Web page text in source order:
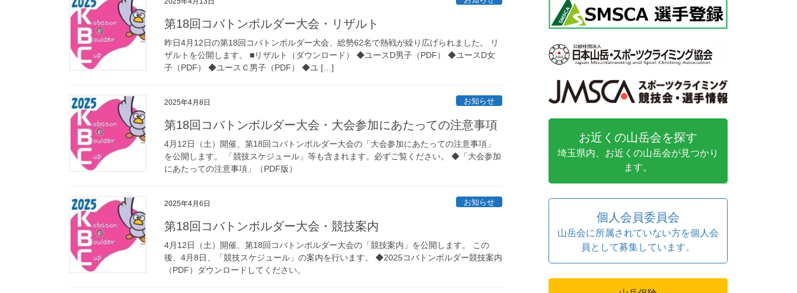
第18回コバトンボルダー大会・リザルト
昨日4月12日の第18回コバトンボルダー大会、総勢62名で熱戦が繰り広げられました。 リ
ザルトを公開します。 ■リザルト（ダウンロード） ◆ユースD男子（PDF） ◆ユースD女
子（PDF） ◆ユースＣ男子（PDF） ◆ユ […]
2025年4月8日 お知らせ
第18回コバトンボルダー大会・大会参加にあたっての注意事項
4月12日（土）開催、第18回コバトンボルダー大会の「大会参加にあたっての注意事項」
を公開します。 「競技スケジュール」等も含まれます。必ずご覧ください。 ◆「大会参加
にあたっての注意事項」（PDF版）
2025年4月6日 お知らせ
第18回コバトンボルダー大会・競技案内
4月12日（土）開催、第18回コバトンボルダー大会の「競技案内」を公開します。 この
後、4月8日、「競技スケジュール」の案内を行います。 ◆2025コバトンボルダー競技案内
（PDF）ダウンロードしてください。
お近くの山岳会を探す
埼玉県内、お近くの山岳会が見つかり
ます。
個人会員委員会
山岳会に所属されていない方を個人会
員として募集しています。